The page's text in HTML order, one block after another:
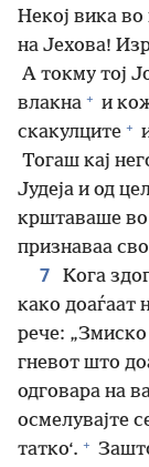
Некој вика во
на Јехова!
А токму тој
влакна + и
скакулците +
Тогаш кај
Јудеја и од
крштаваше во
признаваа
7 Кога
како доаѓаат
рече: „Змиско
гневот што
одговара на
осмелувајте
татко‘. +